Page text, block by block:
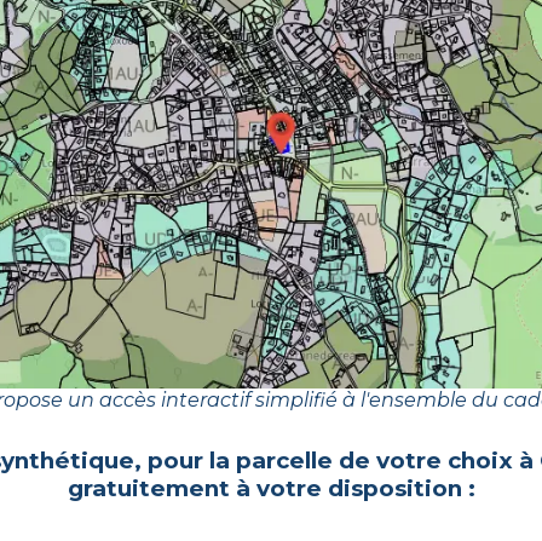
un accès interactif simplifié à l'ensemble du
pour la parcelle de votre choix à
gratuitement à votre disposition :